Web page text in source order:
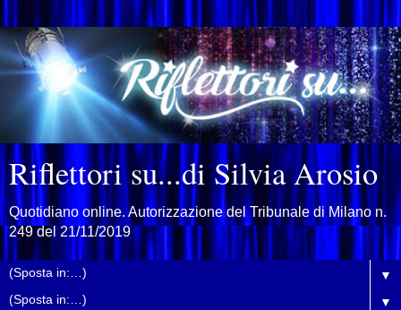
Riflettori su...di Silvia Arosio
Quotidiano online. Autorizzazione del Tribunale di Milano n.
249 del 21/11/2019
▼
▼